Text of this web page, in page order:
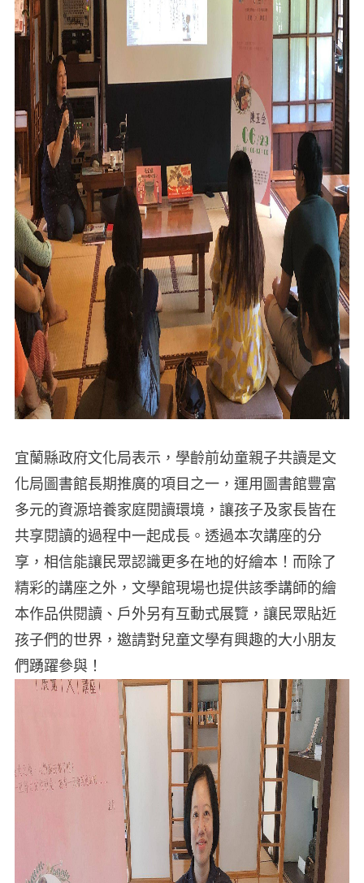
宜蘭縣政府文化局表示，學齡前幼童親子共讀是文
化局圖書館長期推廣的項目之一，運用圖書館豐富
多元的資源培養家庭閱讀環境，讓孩子及家長皆在
共享閱讀的過程中一起成長。透過本次講座的分
享，相信能讓民眾認識更多在地的好繪本！而除了
精彩的講座之外，文學館現場也提供該季講師的繪
本作品供閱讀、戶外另有互動式展覽，讓民眾貼近
孩子們的世界，邀請對兒童文學有興趣的大小朋友
們踴躍參與！